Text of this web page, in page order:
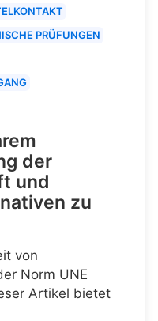
PRÜFUNGEN
der
und
zu
von
Norm UNE
Artikel bietet